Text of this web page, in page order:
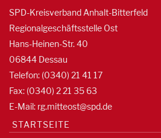
SPD-Kreisverband Anhalt-Bitterfeld
Regionalgeschäftsstelle Ost
Hans-Heinen-Str. 40
06844 Dessau
Telefon: (0340) 21 41 17
Fax: (0340) 2 21 35 63
E-Mail: rg.mitteost@spd.de
STARTSEITE